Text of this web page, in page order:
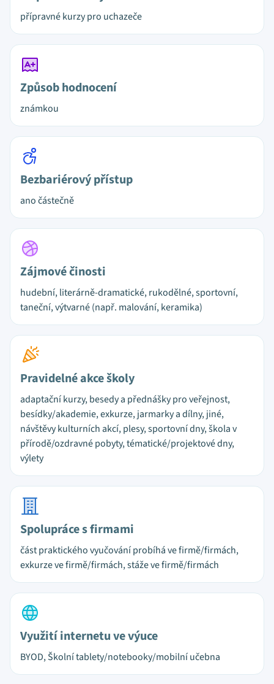
přípravné kurzy pro uchazeče
Způsob hodnocení
známkou
Bezbariérový přístup
ano částečně
Zájmové činosti
hudební, literárně-dramatické, rukodělné, sportovní,
taneční, výtvarné (např. malování, keramika)
Pravidelné akce školy
adaptační kurzy, besedy a přednášky pro veřejnost,
besídky/akademie, exkurze, jarmarky a dílny, jiné,
návštěvy kulturních akcí, plesy, sportovní dny, škola v
přírodě/ozdravné pobyty, tématické/projektové dny,
výlety
Spolupráce s firmami
část praktického vyučování probíhá ve firmě/firmách,
exkurze ve firmě/firmách, stáže ve firmě/firmách
Využití internetu ve výuce
BYOD, Školní tablety/notebooky/mobilní učebna